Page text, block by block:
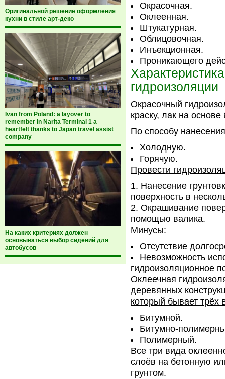
Оригинальной решение оформления
кухни в стиле арт-деко
Ivan from Poland: a layover to
remember in Narita Terminal 1 a
heartfelt thanks to Japan travel assist
company
На каких критериях должен
основываться выбор сидений для
автобусов
Окрасочная.
Оклеенная.
Штукатурная.
Облицовочная.
Инъекционная.
Проникающего
гидроизоляции
Окрасочный
краску, лак на
По способу
Холодную.
Горячую.
Провести
Нанесение
поверхность в
Окрашивание
помощью валика.
Минусы:
Отсутствие
Невозможность
гидроизоляционное
Оклеечная
деревянных
который бывает трёх
Битумной.
Битумно-
Полимерный.
Все три вида
слоёв на бетонную
грунтом.